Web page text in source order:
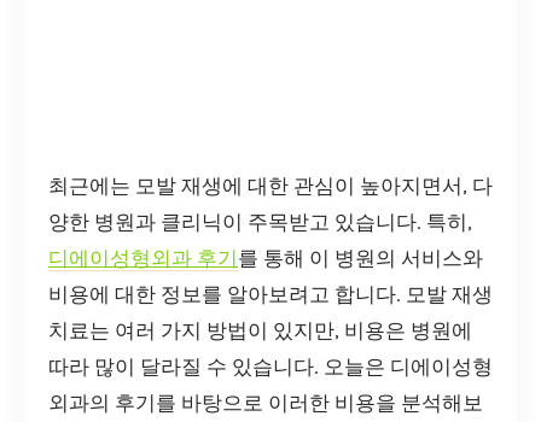
최근에는 모발 재생에 대한 관심이 높아지면서, 다
양한 병원과 클리닉이 주목받고 있습니다. 특히,
디에이성형외과 후기 를 통해 이 병원의 서비스와
비용에 대한 정보를 알아보려고 합니다. 모발 재생
치료는 여러 가지 방법이 있지만, 비용은 병원에
따라 많이 달라질 수 있습니다. 오늘은 디에이성형
외과의 후기를 바탕으로 이러한 비용을 분석해보